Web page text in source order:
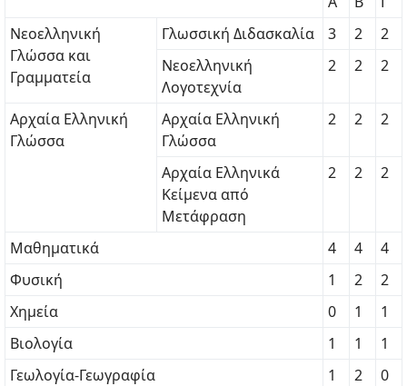
Νεοελληνική
Γλώσσα και
Γραμματεία
Γλωσσική Διδασκαλία 3 2
2
Νεοελληνική
Λογοτεχνία
2 2 2
Αρχαία Ελληνική
Γλώσσα
Αρχαία Ελληνική
Γλώσσα
2 2 2
Αρχαία Ελληνικά
Κείμενα από
Μετάφραση
2 2 2
Μαθηματικά 4 4
4
Φυσική
1 2
2
Χημεία
0 1
1
Βιολογία
1 1
1
Γεωλογία-Γεωγραφία
1 2
0